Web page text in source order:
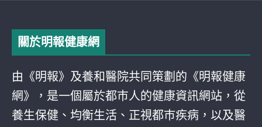
關於明報健康網
由《明報》及養和醫院共同策劃的《明報健康
網》，是一個屬於都巿人的健康資訊網站，從
養生保健、均衡生活、正視都巿疾病，以及醫